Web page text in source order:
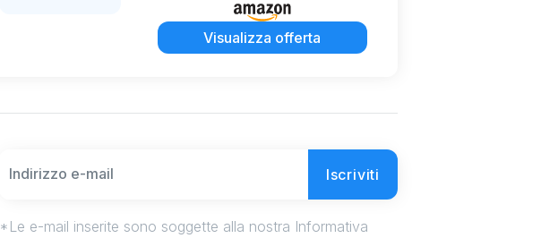
Visualizza offerta
Iscriviti
*Le e-mail inserite sono soggette alla nostra Informativa